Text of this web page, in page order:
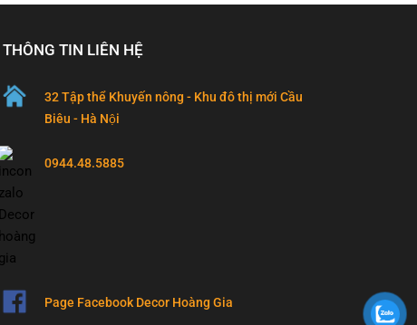
THÔNG TIN LIÊN HỆ
32 Tập thể Khuyến nông - Khu đô thị mới Cầu
Biêu - Hà Nội
0944.48.5885
Page Facebook Decor Hoàng Gia